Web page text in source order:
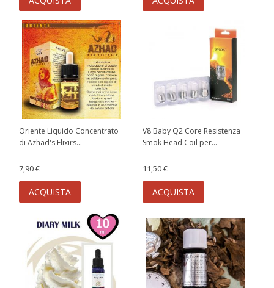
Oriente Liquido Concentrato
di Azhad's Elixirs...
7,90 €
ACQUISTA
V8 Baby Q2 Core Resistenza
Smok Head Coil per...
11,50 €
ACQUISTA